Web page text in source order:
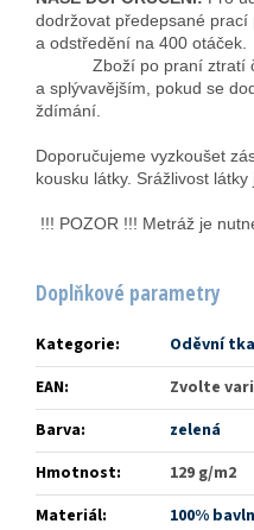
dodržovat předepsané
a odstředění
Zboží po praní ztratí
a splývavějším, pokud se
ždímání.
Doporučujeme vyzkoušet
kousku látky. Srážlivost
!!! POZOR !!! Metráž je
Doplňkové parametry
Kategorie:
Oděvní
EAN:
Zvolte
Barva:
zelená
Hmotnost:
129 g/m2
Materiál:
100%